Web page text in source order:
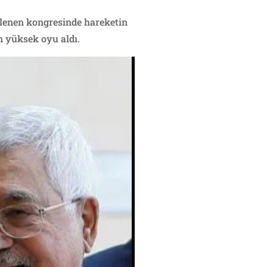
kongresinde hareketin
yüksek oyu aldı.